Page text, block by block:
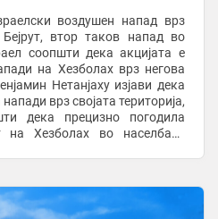
воздушен напад врз
Бејрут, втор таков напад во
соопшти дека акцијата е
на Хезболах врз негова
врз својата територија,
дека прецизно погодила
на Хезболах во населбата